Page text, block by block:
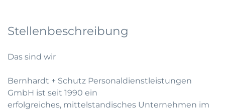
Stellenbeschreibung
Das sind wir
Bernhardt + Schutz Personaldienstleistungen
GmbH ist seit 1990 ein
erfolgreiches, mittelstandisches Unternehmen im